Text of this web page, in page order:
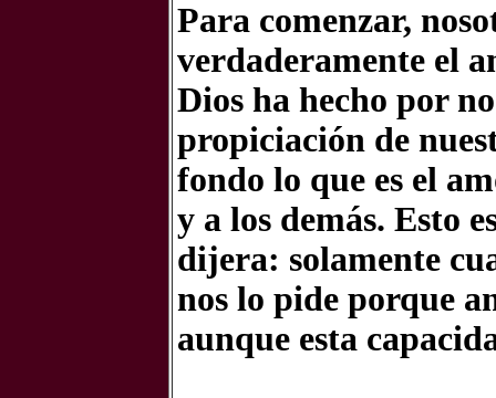
Para comenzar,
verdaderamente el
Dios ha hecho por
propiciación de
fondo lo que es el
y a los demás. Esto
dijera: solamente
nos lo pide porque
aunque esta